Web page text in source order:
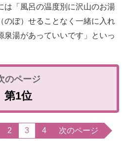
「風呂の温度別に沢山のお湯
のぼ）せることなく一緒に入れ
泉湯があっていいです」といっ
第1位
2 3 4 次のページ